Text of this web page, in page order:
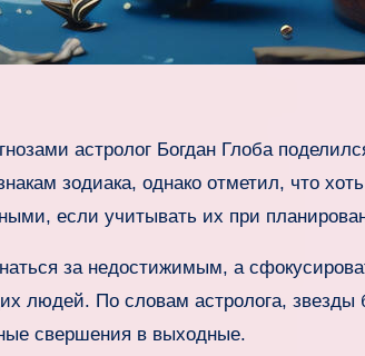
астролог Богдан Глоба
зодиака, однако отметил, что
если учитывать их при
за недостижимым, а
людей. По словам астролога, звезды
свершения в выходные.